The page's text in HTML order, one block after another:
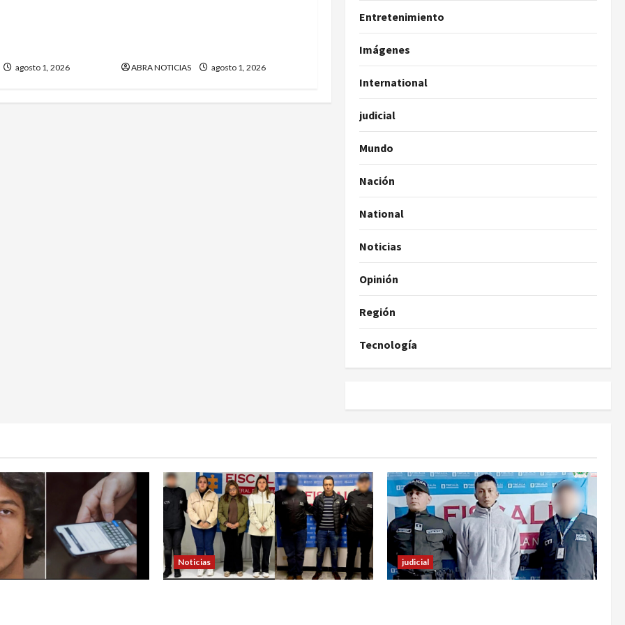
agosto 1, 2026 ABRA NOTICIAS agosto 1, 2026
Entretenimiento
Imágenes
International
judicial
Mundo
Nación
National
Noticias
Opinión
Región
Tecnología
Noticias judicial